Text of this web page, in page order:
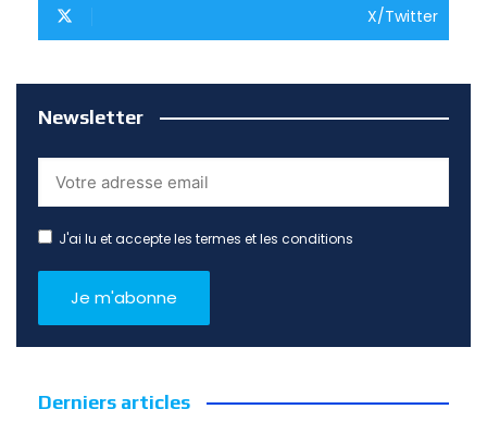
X/Twitter
Newsletter
J'ai lu et accepte les termes et les conditions
Derniers articles